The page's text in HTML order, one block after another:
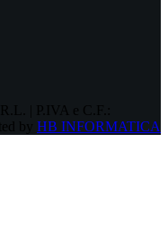
| P.IVA e C.F.:
by HB INFORMATICA